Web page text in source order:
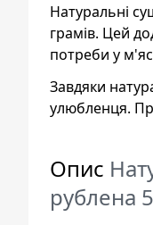
Натуральні
грамів. Цей
потреби у
Завдяки
улюбленця.
Опис
рублена